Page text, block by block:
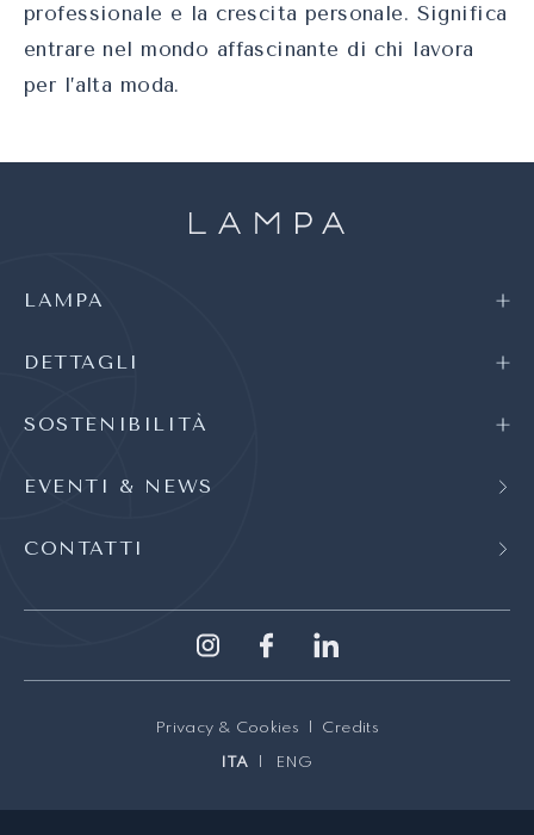
professionale e la crescita personale. Significa
entrare nel mondo affascinante di chi lavora
per l’alta moda.
LAMPA
DETTAGLI
SOSTENIBILITÀ
EVENTI & NEWS
CONTATTI
Privacy & Cookies Credits
ITA ENG